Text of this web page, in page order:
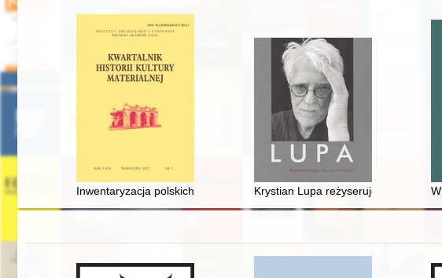
Inwentaryzacja polskich strat wojennych w zakresie zabytków
Krystian Lupa reżyseruje za granicą